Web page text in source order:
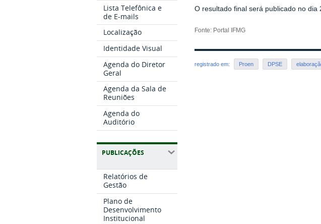
Lista Telefônica e
de E-mails
Localização
Identidade Visual
Agenda do Diretor
Geral
Agenda da Sala de
Reuniões
Agenda do
Auditório
PUBLICAÇÕES
Relatórios de
Gestão
Plano de
Desenvolvimento
Institucional
O resultado final será publicado no
Fonte: Portal IFMG
registrado em: Proen DPSE